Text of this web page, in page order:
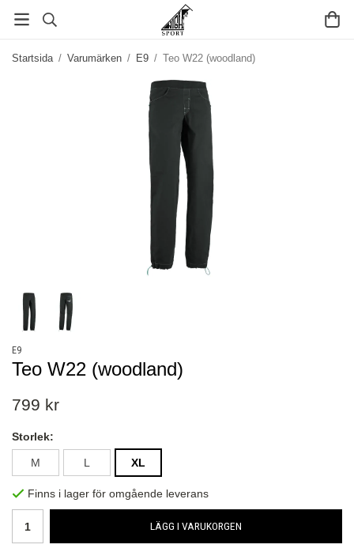
Startsida / Varumärken / E9 / Teo W22 (woodland)
E9
Teo W22 (woodland)
799 kr
Storlek:
M L XL
Finns i lager för omgående leverans
LÄGG I VARUKORGEN